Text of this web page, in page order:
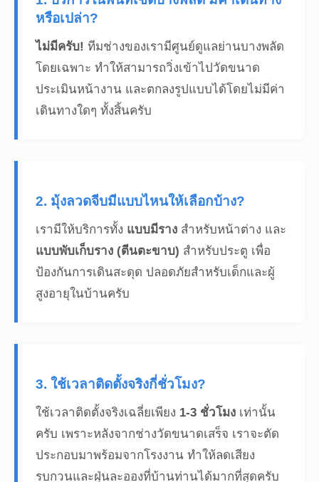
หรือเปล่า?
ไม่มีครับ! ทีมช่างของเรามีศูนย์ดูแลย่านบางพลัด
โดยเฉพาะ ทำให้สามารถวิ่งเข้าไปวัดขนาด
ประเมินหน้างาน และตกลงรูปแบบได้โดยไม่มีค่า
เดินทางใดๆ ทั้งสิ้นครับ
2. มุ้งลวดจีบมีแบบไหนให้เลือกบ้าง?
เรามีให้บริการทั้ง แบบมีราง สำหรับหน้าต่าง และ
แบบพับเก็บราง (ตีนตะขาบ) สำหรับประตู เพื่อ
ป้องกันการเดินสะดุด ปลอดภัยสำหรับเด็กและผู้
สูงอายุในบ้านครับ
3. ใช้เวลาติดตั้งจริงกี่ชั่วโมง?
ใช้เวลาติดตั้งจริงเฉลี่ยเพียง 1-3 ชั่วโมง เท่านั้น
ครับ เพราะหลังจากช่างวัดขนาดเสร็จ เราจะตัด
ประกอบมาพร้อมจากโรงงาน ทำให้ลดเสียง
รบกวนและฝุ่นละอองที่บ้านท่านได้มากที่สุดครับ